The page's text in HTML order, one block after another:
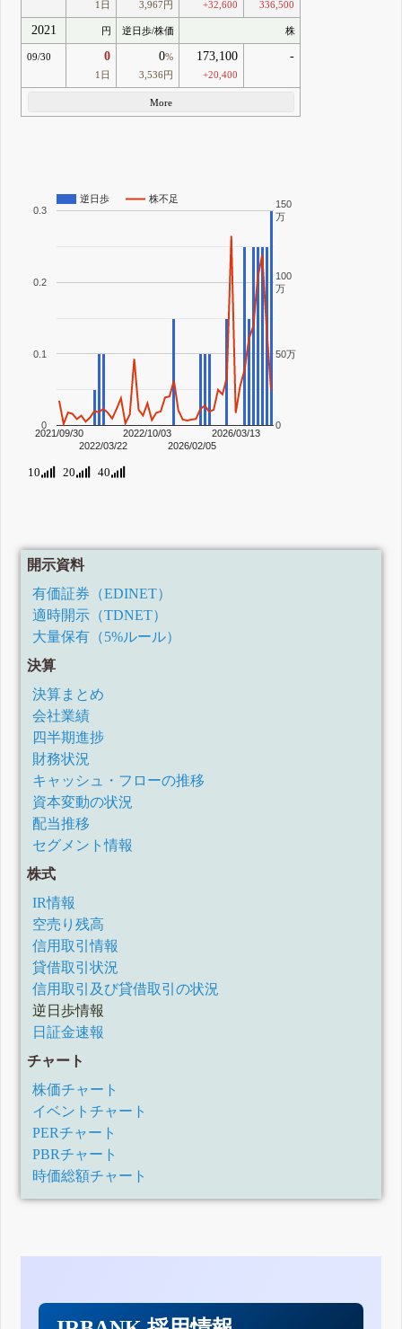
1日
3,967円
+32,600
336,500
2021 円 逆日歩/株価 株
09/30 0
1日
0%
3,536円
173,100
+20,400
-
More
逆日歩 株不足
2021/09/30
2022/03/22
2022/10/03
2026/02/05
2026/03/13
0
0.1
0.2
0.3
0
50万
100
万
150
万
10 20 40
開示資料
有価証券（EDINET）
適時開示（TDNET）
大量保有（5%ルール）
決算
決算まとめ
会社業績
四半期進捗
財務状況
キャッシュ・フローの推移
資本変動の状況
配当推移
セグメント情報
株式
IR情報
空売り残高
信用取引情報
貸借取引状況
信用取引及び貸借取引の状況
逆日歩情報
日証金速報
チャート
株価チャート
イベントチャート
PERチャート
PBRチャート
時価総額チャート